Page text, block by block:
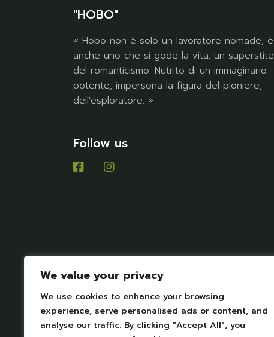
We value your privacy
We use cookies to enhance your browsing
experience, serve personalised ads or content, and
analyse our traffic. By clicking "Accept All", you
"HOBO"
« Hobo non è solo un lavoratore nomade, è
anche uno che si gode la vita, un superstite
del romanticismo. Nutrito di un immaginario
potente, impersona la figura del pioniere,
dell'esploratore. »
Follow us